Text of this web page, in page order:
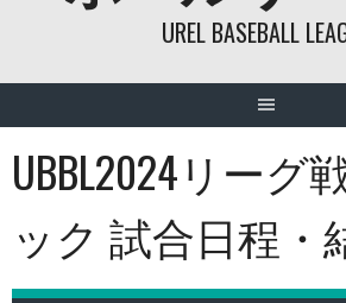
UREL BASEBALL
UBBL2024リーグ
ック 試合日程・